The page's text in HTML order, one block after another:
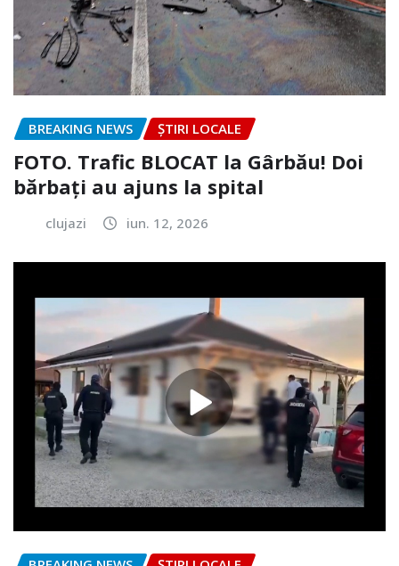
BREAKING NEWS ȘTIRI LOCALE
FOTO. Trafic BLOCAT la Gârbău! Doi
bărbați au ajuns la spital
clujazi iun. 12, 2026